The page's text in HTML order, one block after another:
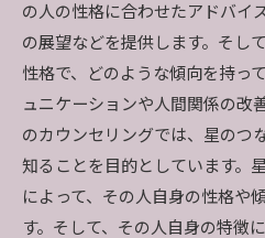
の人の性格に合わせたアドバイ
の展望などを提供します。そし
性格で、どのような傾向を持っ
ュニケーションや人間関係の改
のカウンセリングでは、星のつ
知ることを目的としています。
によって、その人自身の性格や
す。そして、その人自身の特徴